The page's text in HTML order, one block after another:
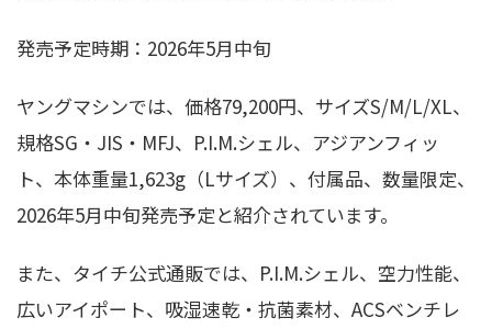
発売予定時期：2026年5月中旬
ヤングマシンでは、価格79,200円、サイズS/M/L/XL、
規格SG・JIS・MFJ、P.I.M.シェル、アジアンフィッ
ト、本体重量1,623g（Lサイズ）、付属品、数量限定、
2026年5月中旬発売予定と紹介されています。
また、タイチ公式通販では、P.I.M.シェル、空力性能、
広いアイポート、吸湿速乾・抗菌素材、ACSベンチレ